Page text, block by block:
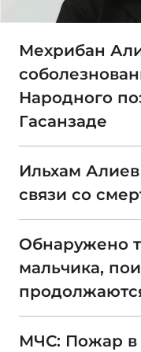
Мехрибан
Народного
Гасанзаде
Ильхам
связи со
Обнаружено
мальчика,
МЧС: Пожар в